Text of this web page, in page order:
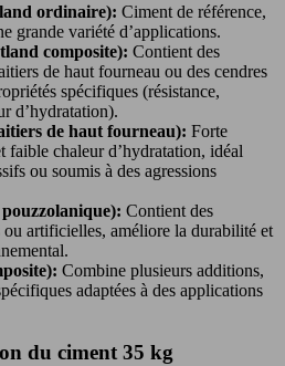
ordinaire): Ciment de référence,
grande variété d’applications.
composite): Contient des
de haut fourneau ou des cendres
spécifiques (résistance,
d’hydratation).
de haut fourneau): Forte
faible chaleur d’hydratation, idéal
ou soumis à des agressions
Contient des
ou artificielles, améliore la durabilité et
Combine plusieurs additions,
adaptées à des applications
du ciment 35 kg